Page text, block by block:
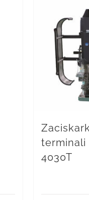
terminali
4030T